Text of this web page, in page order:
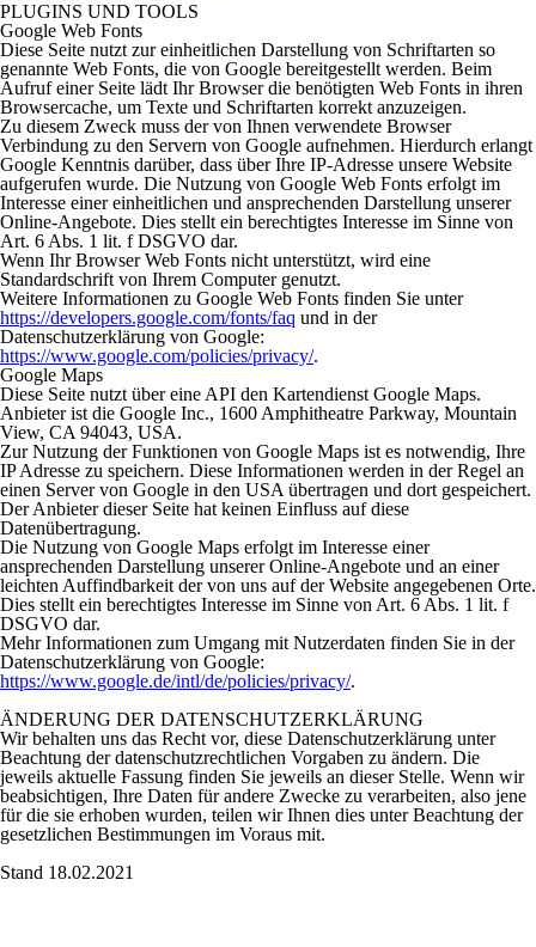
PLUGINS UND TOOLS
Google Web Fonts
Diese Seite nutzt zur einheitlichen Darstellung von Schriftarten so
genannte Web Fonts, die von Google bereitgestellt werden. Beim
Aufruf einer Seite lädt Ihr Browser die benötigten Web Fonts in ihren
Browsercache, um Texte und Schriftarten korrekt anzuzeigen.
Zu diesem Zweck muss der von Ihnen verwendete Browser
Verbindung zu den Servern von Google aufnehmen. Hierdurch erlangt
Google Kenntnis darüber, dass über Ihre IP-Adresse unsere Website
aufgerufen wurde. Die Nutzung von Google Web Fonts erfolgt im
Interesse einer einheitlichen und ansprechenden Darstellung unserer
Online-Angebote. Dies stellt ein berechtigtes Interesse im Sinne von
Art. 6 Abs. 1 lit. f DSGVO dar.
Wenn Ihr Browser Web Fonts nicht unterstützt, wird eine
Standardschrift von Ihrem Computer genutzt.
Weitere Informationen zu Google Web Fonts finden Sie unter
https://developers.google.com/fonts/faq und in der
Datenschutzerklärung von Google:
https://www.google.com/policies/privacy/.
Google Maps
Diese Seite nutzt über eine API den Kartendienst Google Maps.
Anbieter ist die Google Inc., 1600 Amphitheatre Parkway, Mountain
View, CA 94043, USA.
Zur Nutzung der Funktionen von Google Maps ist es notwendig, Ihre
IP Adresse zu speichern. Diese Informationen werden in der Regel an
einen Server von Google in den USA übertragen und dort gespeichert.
Der Anbieter dieser Seite hat keinen Einfluss auf diese
Datenübertragung.
Die Nutzung von Google Maps erfolgt im Interesse einer
ansprechenden Darstellung unserer Online-Angebote und an einer
leichten Auffindbarkeit der von uns auf der Website angegebenen Orte.
Dies stellt ein berechtigtes Interesse im Sinne von Art. 6 Abs. 1 lit. f
DSGVO dar.
Mehr Informationen zum Umgang mit Nutzerdaten finden Sie in der
Datenschutzerklärung von Google:
https://www.google.de/intl/de/policies/privacy/.
ÄNDERUNG DER DATENSCHUTZERKLÄRUNG
Wir behalten uns das Recht vor, diese Datenschutzerklärung unter
Beachtung der datenschutzrechtlichen Vorgaben zu ändern. Die
jeweils aktuelle Fassung finden Sie jeweils an dieser Stelle. Wenn wir
beabsichtigen, Ihre Daten für andere Zwecke zu verarbeiten, also jene
für die sie erhoben wurden, teilen wir Ihnen dies unter Beachtung der
gesetzlichen Bestimmungen im Voraus mit.
Stand 18.02.2021